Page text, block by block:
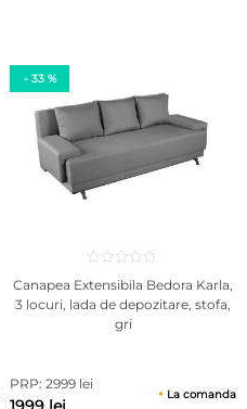
- 33 %
Canapea Extensibila Bedora Karla,
3 locuri, lada de depozitare, stofa,
gri
PRP: 2999 lei
La comanda